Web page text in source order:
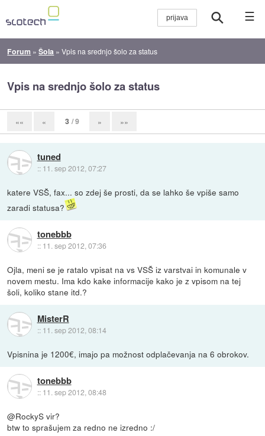
☰
Forum »Šola »Vpis na srednjo šolo za status
Vpis na srednjo šolo za status
«« « 3 / 9 » »»
tuned
:: 11. sep 2012, 07:27
katere VSŠ, fax... so zdej še prosti, da se lahko še vpiše samo
zaradi statusa?
tonebbb
:: 11. sep 2012, 07:36
Ojla, meni se je ratalo vpisat na vs VSŠ iz varstvai in komunale v
novem mestu. Ima kdo kake informacije kako je z vpisom na tej
šoli, koliko stane itd.?
MisterR
:: 11. sep 2012, 08:14
Vpisnina je 1200€, imajo pa možnost odplačevanja na 6 obrokov.
tonebbb
:: 11. sep 2012, 08:48
@RockyS vir?
btw to sprašujem za redno ne izredno :/